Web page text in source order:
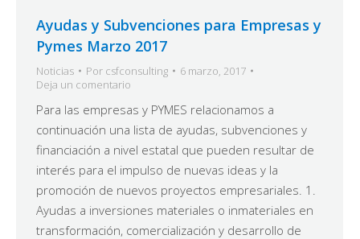
Ayudas y Subvenciones para Empresas y
Pymes Marzo 2017
Noticias Por csfconsulting
6 marzo, 2017
Deja un comentario
Para las empresas y PYMES relacionamos a
continuación una lista de ayudas, subvenciones y
financiación a nivel estatal que pueden resultar de
interés para el impulso de nuevas ideas y la
promoción de nuevos proyectos empresariales. 1.
Ayudas a inversiones materiales o inmateriales en
transformación, comercialización y desarrollo de